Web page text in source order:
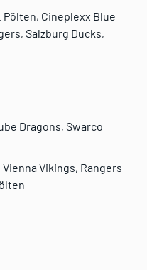
Pölten, Cineplexx Blue
Salzburg Ducks,
Dragons, Swarco
Vienna Vikings, Rangers